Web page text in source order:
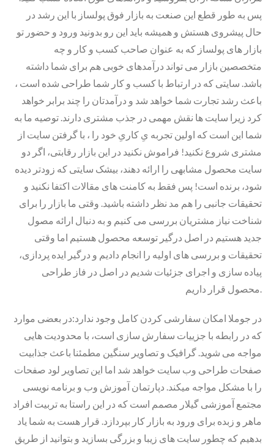
پس به طور قطع این صنعت به بازار فوق پولساز با این رشد در
حال پیشروی هستش و همیشه باید این رو بدونید ورود و حضور تو
بازار های پولساز که به عنوان صاحب کسب و کار و چه
متخصصین بازار می تواند درآمدهای خوبی هم برای شما داشته
باشد. سایتی که در ارتباط با کسب و کار شما طراحی شده است ،
باعث رشد تجارت شما خواهد شد و درآمدتان را چند برابر خواهد
کرد زیرا سایت ها نقش مهمی در جذب مشتری دارند. توصیه ما به
شما این است که اولین تجربه یِ کاریِ خود را ، با گرفتن سایت از
مشتری شروع نکنید! فراموش نکنید در این بازار رقابتی، اگر دو
سایت محصول مشابهی را ارائه دهند، بیشک سایتی که زودتر دیده
شود، برنده است! پس فقط به کامنت های مقالات اکتفا نکنید و
تحقیقات جانبی را هم مد نظر داشته باشید. وقتی ما بازار را برای
شناخت نیاز مشتریان بررسی می کنیم و به دنبال ارائه مصول
جدید هستیم در اصل درگیر توسعه محصول هستیم اما وقتی
تحقیقات و بررسی های اولیه را انجام دادیم و درگیر ایده پردازی،
پیاده سازی و اجرای جزئیات شدیم در اصل در فاز طراحی
در جوملا امکان سفارشی کردن کامل وجود ندارد:در بعضی موارد
که در رابطه با جزییات سفارش سازی است، با محدودیت هایی
مواجه می شوید. گرافیک و تصاویر سنگین مطمئنا باعث جذابیت
صفحات طراحی وب سایت خواهد شد اما این تصاویر لود صفحات
را با مشکل مواجه میکند. دپارتمان آموزش وب و برنامه نویسی
مجتمع آموزشی گیلار مصمم است که در این راستا به تربیت افراد
ماهر و زبده برای ورود به بازار کار بپردازد. قرار هست به شما یاد
بدهیم که چطور سایت های زیبا و بزرگی بسازید و بتوانید از طریق